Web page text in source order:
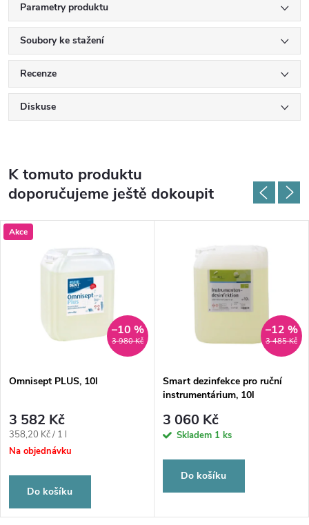
Parametry produktu
Soubory ke stažení
Recenze
Diskuse
K tomuto produktu
doporučujeme ještě dokoupit
Akce
3 980 Kč
–10 %
Omnisept PLUS, 10l
3 582 Kč
Měrná
cena:
358,20 Kč / 1 l
Na objednávku
Do košíku
3 485 Kč
–12 %
Smart dezinfekce pro ruční
instrumentárium, 10l
3 060 Kč
Skladem 1 ks
Do košíku